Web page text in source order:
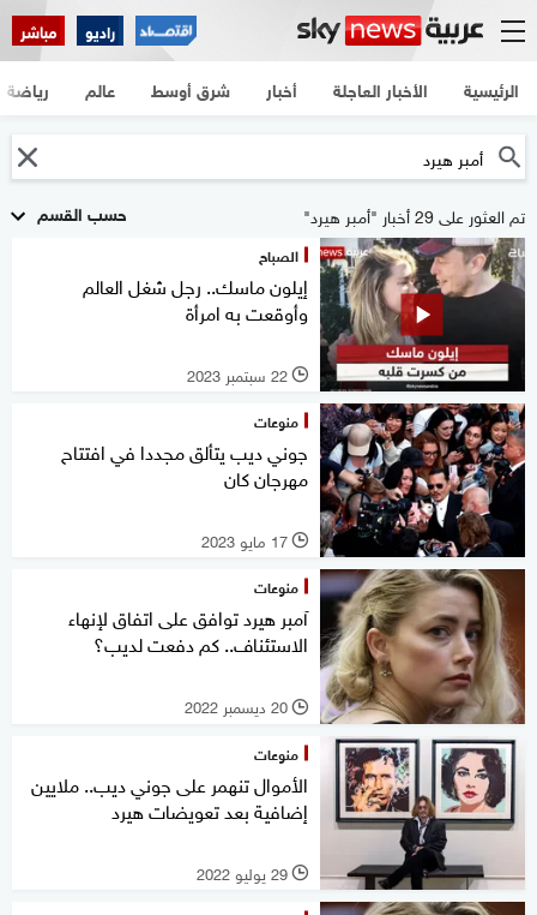
راديو مباشر
الرئيسية الأخبار العاجلة أخبار شرق أوسط عالم رياضة
حسب القسم تم العثور على 29 أخبار "أمبر هيرد"
الصباح
إيلون ماسك.. رجل شغل العالم
وأوقعت به امرأة
l 22 سبتمبر 2023
منوعات
جوني ديب يتألق مجددا في افتتاح
مهرجان كان
l 17 مايو 2023
منوعات
آمبر هيرد توافق على اتفاق لإنهاء
الاستئناف.. كم دفعت لديب؟
l 20 ديسمبر 2022
منوعات
الأموال تنهمر على جوني ديب.. ملايين
إضافية بعد تعويضات هيرد
l 29 يوليو 2022